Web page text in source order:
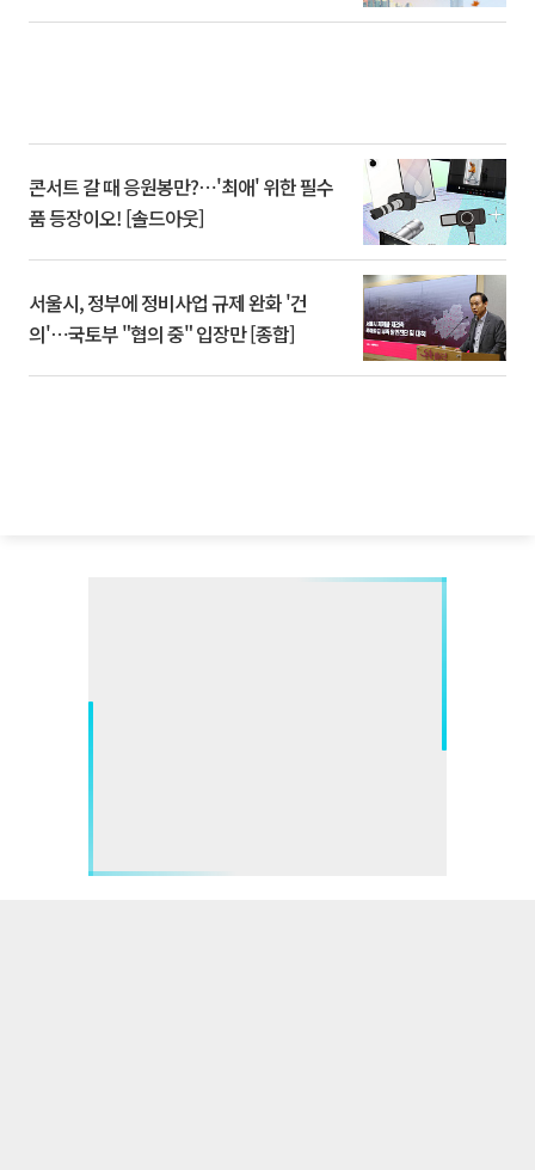
콘서트 갈 때 응원봉만?⋯'최애' 위한 필수
품 등장이오! [솔드아웃]
서울시, 정부에 정비사업 규제 완화 '건
의'⋯국토부 "협의 중" 입장만 [종합]